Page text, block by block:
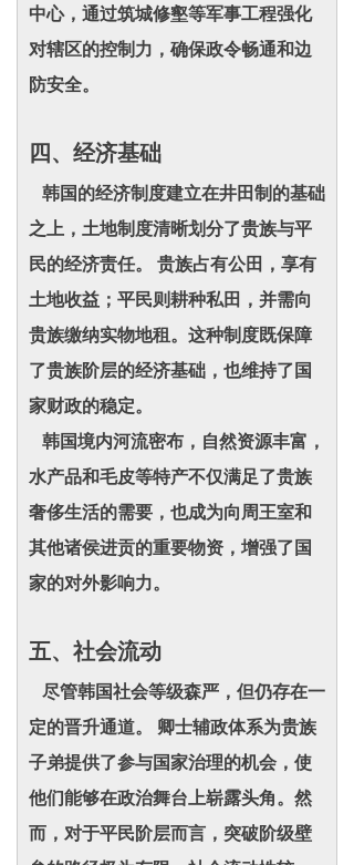
中心，通过筑城修壑等军事工程强化
对辖区的控制力，确保政令畅通和边
防安全。
四、经济基础
韩国的经济制度建立在井田制的基础
之上，土地制度清晰划分了贵族与平
民的经济责任。 贵族占有公田，享有
土地收益；平民则耕种私田，并需向
贵族缴纳实物地租。这种制度既保障
了贵族阶层的经济基础，也维持了国
家财政的稳定。
韩国境内河流密布，自然资源丰富，
水产品和毛皮等特产不仅满足了贵族
奢侈生活的需要，也成为向周王室和
其他诸侯进贡的重要物资，增强了国
家的对外影响力。
五、社会流动
尽管韩国社会等级森严，但仍存在一
定的晋升通道。 卿士辅政体系为贵族
子弟提供了参与国家治理的机会，使
他们能够在政治舞台上崭露头角。然
而，对于平民阶层而言，突破阶级壁